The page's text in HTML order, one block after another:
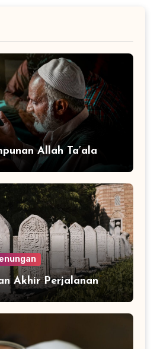
Allah Ta’ala
Akhir Perjalanan